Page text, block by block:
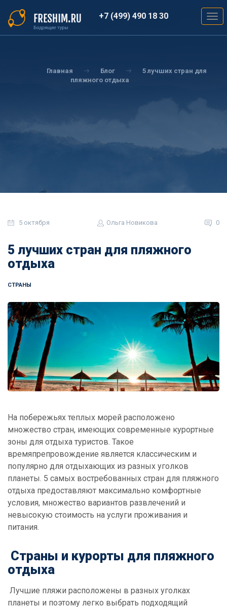
основному
содержанию
+7 (499) 490 18 30
Главная Блог
5 лучших стран для
пляжного отдыха
5 октября Ольга Новикова 0
5 лучших стран для пляжного
отдыха
СТРАНЫ
На побережьях теплых морей расположено
множество стран, имеющих современные курортные
зоны для отдыха туристов. Такое
времяпрепровождение является классическим и
популярно для отдыхающих из разных уголков
планеты. 5 самых востребованных стран для пляжного
отдыха предоставляют максимально комфортные
условия, множество вариантов развлечений и
невысокую стоимость на услуги проживания и
питания.
Страны и курорты для пляжного
отдыха
Лучшие пляжи расположены в разных уголках
планеты и поэтому легко выбрать подходящий